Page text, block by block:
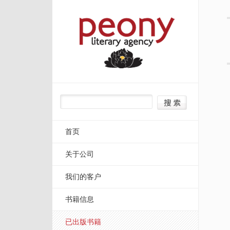
首页
关于公司
我们的客户
书籍信息
已出版书籍